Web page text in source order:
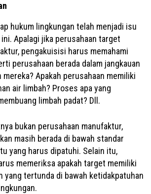
hukum lingkungan telah menjadi isu
Apalagi jika perusahaan target
pengakuisisi harus memahami
perusahaan berada dalam jangkauan
mereka? Apakah perusahaan memiliki
air limbah? Proses apa yang
limbah padat? Dll.
bukan perusahaan manufaktur,
masih berada di bawah standar
yang harus dipatuhi. Selain itu,
memeriksa apakah target memiliki
yang tertunda di bawah ketidakpatuhan